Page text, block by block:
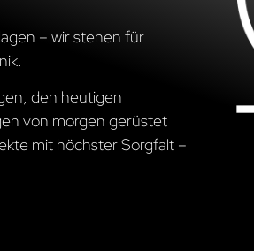
– wir stehen für
den heutigen
von morgen gerüstet
mit höchster Sorgfalt –